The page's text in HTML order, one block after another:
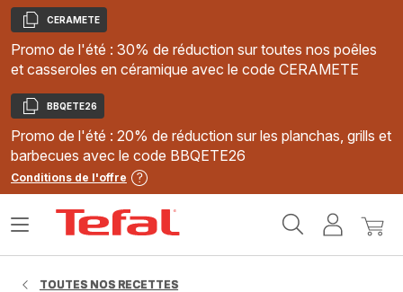
Copier
CERAMETE
Promo de l'été : 30% de réduction sur toutes nos poêles
et casseroles en céramique avec le code CERAMETE
Copier
BBQETE26
Promo de l'été : 20% de réduction sur les planchas, grills et
barbecues avec le code BBQETE26
Conditions de l'offre
MonMon
Ouvrir
TOUTES NOS RECETTES